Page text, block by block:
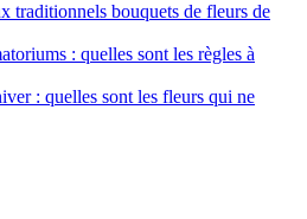
traditionnels bouquets de fleurs de
: quelles sont les règles à
: quelles sont les fleurs qui ne